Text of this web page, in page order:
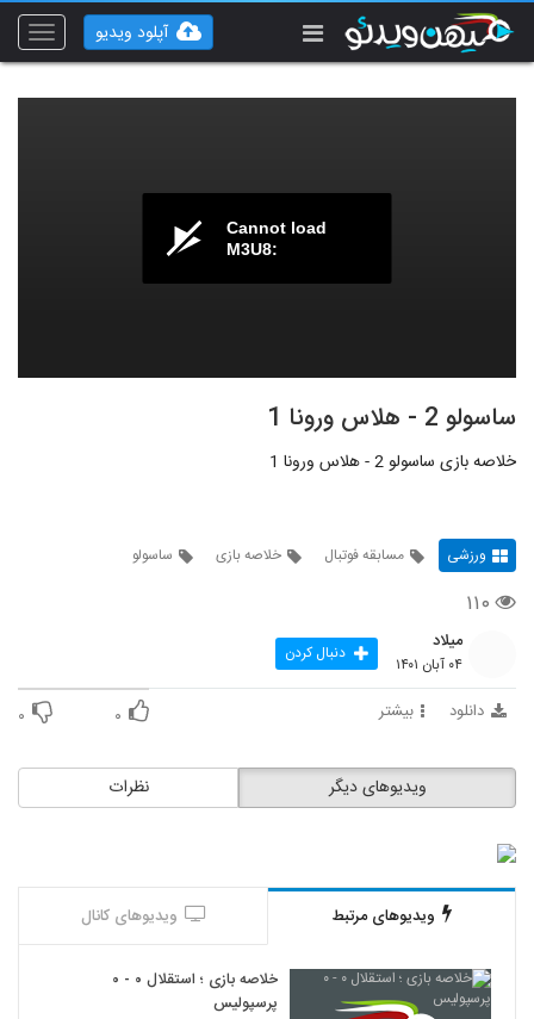
Toggle
آپلود ویدیو
Cannot load
M3U8:
ساسولو 2 - هلاس ورونا 1
خلاصه بازی ساسولو 2 - هلاس ورونا 1
ورزشی مسابقه فوتبال خلاصه بازی ساسولو
۱۱۰
میلاد
۰۴ آبان ۱۴۰۱ دنبال کردن
دانلود بیشتر ۰ ۰
نظرات ویدیوهای دیگر
ویدیوهای مرتبط ویدیوهای کانال
خلاصه بازی ؛ استقلال ۰ - ۰
پرسپولیس